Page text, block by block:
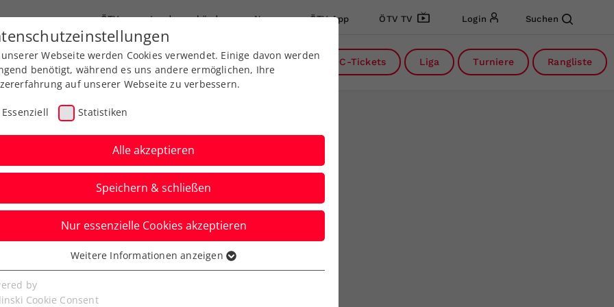
ÖTV Landesverbände News ÖTV App ÖTV TV Login Suchen
Ausbildung Services Über uns DC-Tickets Liga Turniere Rangliste
Grabher setzt
Siegesserie fort
Webseite werden Cookies verwendet. Einige davon werden
benötigt, während es uns andere ermöglichen, Ihre
auf unserer Webseite zu verbessern.
Essenziell Statistiken
Alle akzeptieren
Speichern & schließen
Nur essenzielle Cookies akzeptieren
Cookies werden für grundlegende Funktionen der
benötigt. Dadurch ist gewährleistet, dass die Webseite
Weitere Informationen anzeigen
by
Cookie Consent